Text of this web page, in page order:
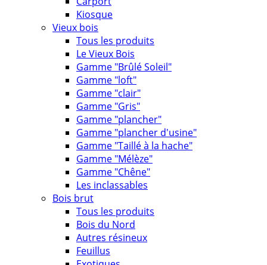
Kiosque
Vieux bois
Tous les produits
Le Vieux Bois
Gamme "Brûlé Soleil"
Gamme "loft"
Gamme "clair"
Gamme "Gris"
Gamme "plancher"
Gamme "plancher d'usine"
Gamme "Taillé à la hache"
Gamme "Mélèze"
Gamme "Chêne"
Les inclassables
Bois brut
Tous les produits
Bois du Nord
Autres résineux
Feuillus